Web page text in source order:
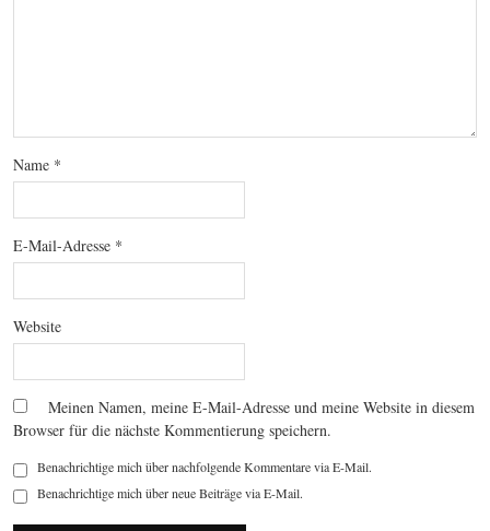
Name *
E-Mail-Adresse *
Website
Meinen Namen, meine E-Mail-Adresse und meine Website in diesem
Browser für die nächste Kommentierung speichern.
Benachrichtige mich über nachfolgende Kommentare via E-Mail.
Benachrichtige mich über neue Beiträge via E-Mail.